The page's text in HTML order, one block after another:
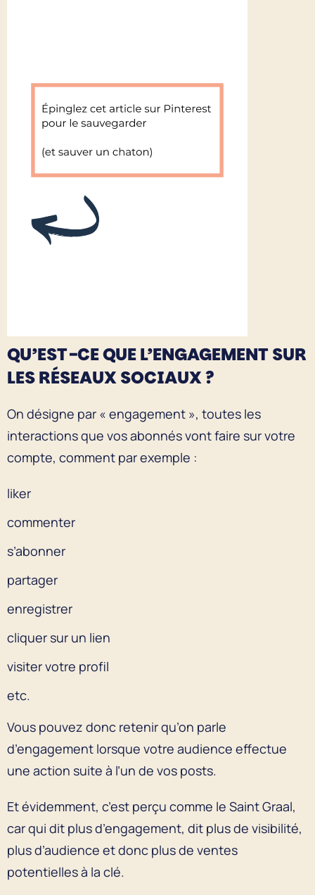
QU’EST-CE QUE L’ENGAGEMENT SUR
LES RÉSEAUX SOCIAUX ?
On désigne par « engagement », toutes les
interactions que vos abonnés vont faire sur votre
compte, comment par exemple :
liker
commenter
s’abonner
partager
enregistrer
cliquer sur un lien
visiter votre profil
etc.
Vous pouvez donc retenir qu’on parle
d’engagement lorsque votre audience effectue
une action suite à l’un de vos posts.
Et évidemment, c’est perçu comme le Saint Graal,
car qui dit plus d’engagement, dit plus de visibilité,
plus d’audience et donc plus de ventes
potentielles à la clé.